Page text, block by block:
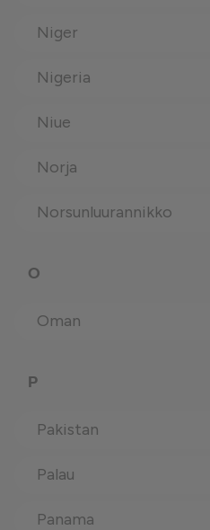
Niger
Nigeria
Niue
Norja
Norsunluurannikko
O
Oman
P
Pakistan
Palau
Panama